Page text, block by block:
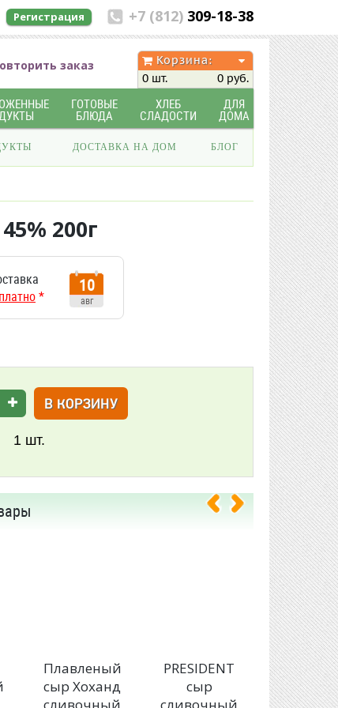
+7 (812) 309-18-38
Регистрация
заказ
Корзина:
0 шт.
0 руб.
ГОТОВЫЕ
БЛЮДА
ХЛЕБ
СЛАДОСТИ
ДЛЯ
ДОМА
ДОСТАВКА НА ДОМ БЛОГ
200г
*
10
авг
В КОРЗИНУ
1 шт.
Плавленый
сыр Хоханд
PRESIDENT
сыр
сыр